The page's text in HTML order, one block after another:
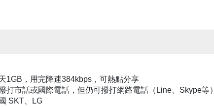
1GB，用完降速384kbps，可熱點分享
打市話或國際電話，但仍可撥打網路電話（Line、Skype等）
SKT、LG